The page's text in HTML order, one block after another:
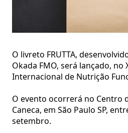
O livreto FRUTTA,
Okada FMO, será lançado, no
Internacional de Nutrição
O evento ocorrerá no Centro
Caneca, em São Paulo SP,
setembro.